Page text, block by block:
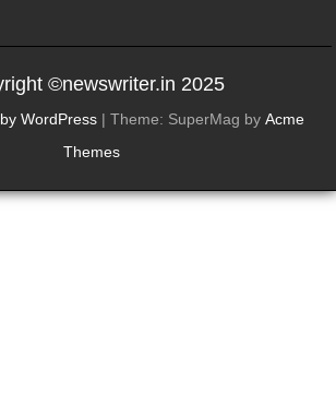
©newswriter.in 2025
WordPress | Theme: SuperMag by Acme
Themes